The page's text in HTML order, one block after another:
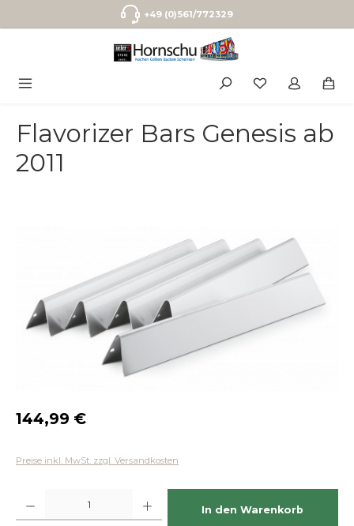
Zum Hauptinhalt springen+49 (0)561/772329
Flavorizer Bars Genesis ab
2011
Regulärer Preis:
144,99 €
Preise inkl. MwSt. zzgl. Versandkosten
In den Warenkorb